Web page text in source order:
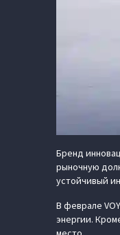
Бренд
рыночную
устойчивый
В феврале
энергии.